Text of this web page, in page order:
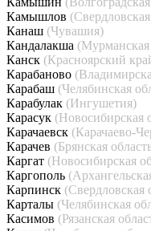
Камышлов
Канаш (Чувашия)
Кандалакша (Мурманская
Канск (Красноярский
Карабаново
Карабаш (Челябинская
Карабулак (Ингушетия)
Карасук (Новосибирская
Карачаевск (Карачаево-
Карачев (Брянская
Каргат (Новосибирская
Каргополь
Карпинск (Свердловская
Карталы (Челябинская
Касимов (Рязанская